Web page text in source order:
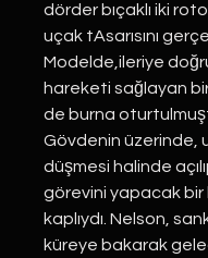
dörder bıçaklı iki
uçak tAsarısını
Modelde,ileriye
hareketi sağlayan
de burna
Gövdenin üzerinde,
düşmesi halinde
görevini yapacak bir
kaplıydı. Nelson,
küreye bakarak